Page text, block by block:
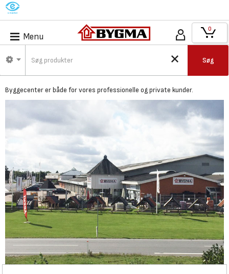
M
Menu
Søg
0
Bygma Nyborg -
Byggecenter
Byggecenter er både for vores professionelle og private kunder.